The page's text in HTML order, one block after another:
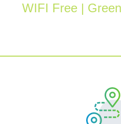
WIFI Free |